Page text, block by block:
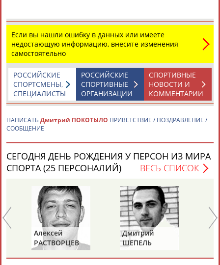
Флюра
АББАТЕ-
БУЛАТОВА
Татьяна
АББЯСОВА
Акжана
АБДИКАРИМОВА
Артур
АБДРАХМАНОВ
Каримжан
АБДРАХМАНОВ
Аделя
АБДРАХМАНОВА
Андрей
АБДУВАЛИЕВ
Герман
Если вы нашли ошибку в данных или имеете
недостающую информацию, внесите изменения
самостоятельно
СПОРТИВНЫЕ
НОВОСТИ И
КОММЕНТАРИИ
РОССИЙСКИЕ
СПОРТИВНЫЕ
ОРГАНИЗАЦИИ
РОССИЙСКИЕ
СПОРТСМЕНЫ,
СПЕЦИАЛИСТЫ
НАПИСАТЬ Дмитрий ПОКОТЫЛО ПРИВЕТСТВИЕ / ПОЗДРАВЛЕНИЕ /
СООБЩЕНИЕ
СЕГОДНЯ ДЕНЬ РОЖДЕНИЯ У ПЕРСОН ИЗ МИРА
СПОРТА (25 ПЕРСОНАЛИЙ)
ВЕСЬ СПИСОК
Алексей
РАСТВОРЦЕВ
Дмитрий
ШЕПЕЛЬ